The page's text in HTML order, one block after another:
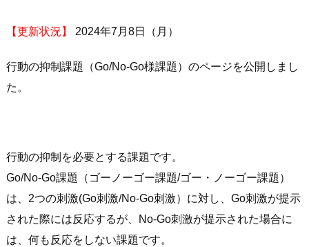
【更新状況】 2024年7月8日（月）
行動の抑制課題（Go/No-Go様課題）のページを公開しまし
た。
行動の抑制を必要とする課題です。
Go/No-Go課題（ゴーノーゴー課題/ゴー・ノーゴー課題）
は、2つの刺激(Go刺激/No-Go刺激）に対し、Go刺激が提示
された際には反応するが、No-Go刺激が提示された場合に
は、何も反応をしない課題です。